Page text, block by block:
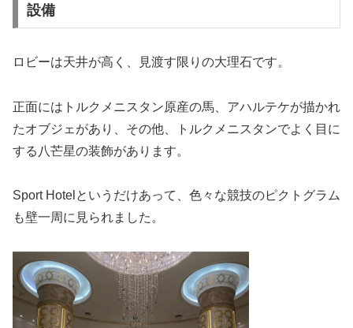
設備
ロビーは天井が高く、見渡す限りの大理石です。
正面にはトルクメニスタン原産の馬、アハルテケが描かれ
たオブジェがあり、その他、トルクメニスタンでよく目に
する八芒星の装飾があります。
Sport Hotelというだけあって、色々な競技のピクトグラム
も壁一周に見られました。